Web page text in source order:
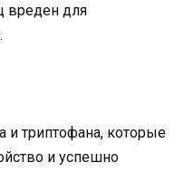
вреден для
и триптофана, которые
и успешно